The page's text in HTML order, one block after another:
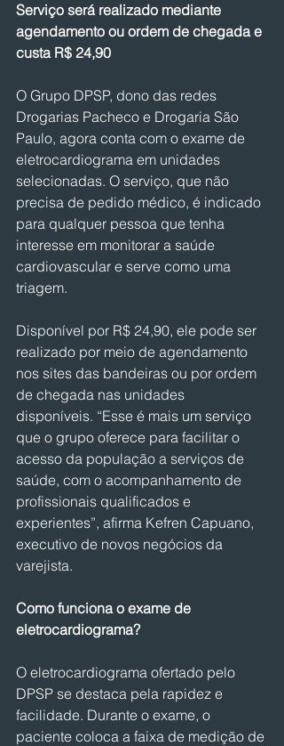
Serviço será realizado mediante
agendamento ou ordem de chegada e
custa R$ 24,90
O Grupo DPSP, dono das redes
Drogarias Pacheco e Drogaria São
Paulo, agora conta com o exame de
eletrocardiograma em unidades
selecionadas. O serviço, que não
precisa de pedido médico, é indicado
para qualquer pessoa que tenha
interesse em monitorar a saúde
cardiovascular e serve como uma
triagem.
Disponível por R$ 24,90, ele pode ser
realizado por meio de agendamento
nos sites das bandeiras ou por ordem
de chegada nas unidades
disponíveis. “Esse é mais um serviço
que o grupo oferece para facilitar o
acesso da população a serviços de
saúde, com o acompanhamento de
profissionais qualificados e
experientes”, afirma Kefren Capuano,
executivo de novos negócios da
varejista.
Como funciona o exame de
eletrocardiograma?
O eletrocardiograma ofertado pelo
DPSP se destaca pela rapidez e
facilidade. Durante o exame, o
paciente coloca a faixa de medição de